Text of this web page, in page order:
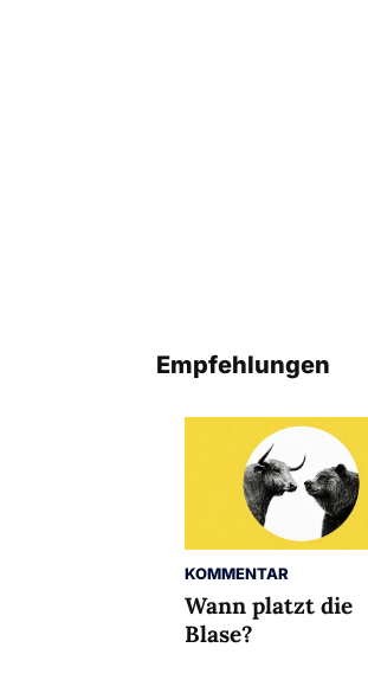
Empfehlungen
KOMMENTAR
Wann platzt die
Blase?